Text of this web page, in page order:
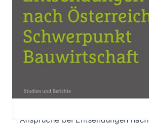
Bibliografische Daten
Autor:innenbeschreibung
Ansprüche bei Entsendungen nach